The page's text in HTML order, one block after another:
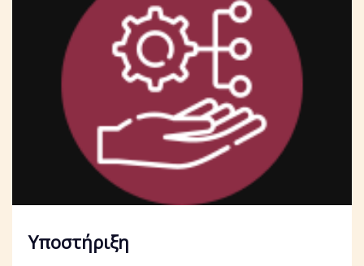
Υποστήριξη